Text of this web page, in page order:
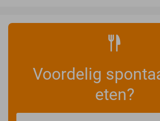
Voordelig
eten?